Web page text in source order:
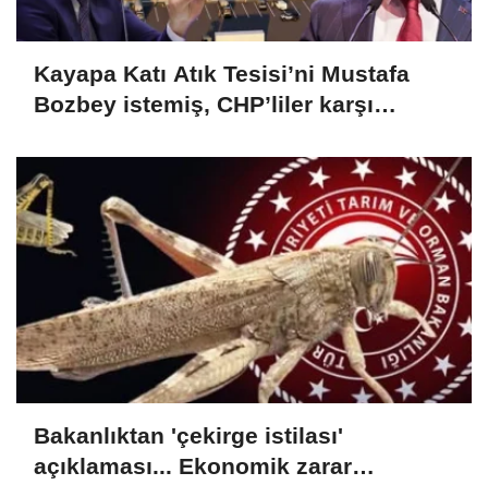
Kayapa Katı Atık Tesisi’ni Mustafa
Bozbey istemiş, CHP’liler karşı
Bakanlıktan 'çekirge istilası'
açıklaması... Ekonomik zarar